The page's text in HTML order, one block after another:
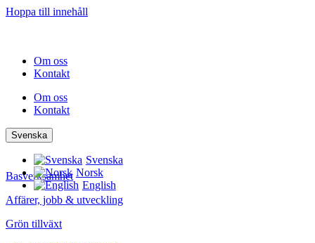
Hoppa till innehåll
Om oss
Kontakt
Om oss
Kontakt
Svenska
Svenska
Norsk
English
Basverksamhet
Affärer, jobb & utveckling
Grön tillväxt